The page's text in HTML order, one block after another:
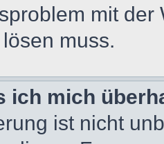
mit
muss.
ich mich
ist nicht